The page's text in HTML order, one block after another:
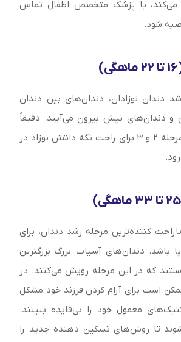
با پزشک متخصص اطفال تماس
شود.
دندان نوزادان، دندان‌‌های بین دندان
و دندان‌‌های نیش بیرون می‌آیند. دقیقاً
همان توصیه‌‌های مرحله ۲ و ۳ برای راحت نگه داشتن نوزاد در
کننده‌ترین مرحله رشد دندان، برای
باشد. دندان‌‌های آسیاب بزرگ بزرگترین
که در این مرحله رویش می‌کنند. در
است برای آرام کردن فرزند خود مشکل
معمول خود را بی‌فایده ببینند.
تا روش‌‌های تسکین دهنده جدید را